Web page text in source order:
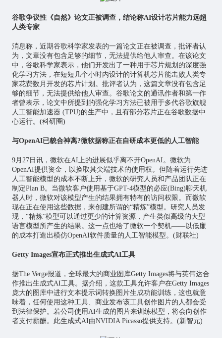
谷歌争议性《自然》论文正被调查，结论称AI设计芯片能力远超
人类专家
消息称，近期谷歌科学家发表的一篇论文正在被调查，批评者认
为，文章没有包含足够的细节，无法提供给他人审查。在该论文
中，谷歌科学家表示，他们开发出了一种用于芯片规划的深度强
化学习方法，在短短几个小时内设计的计算机芯片能击败人类专
家花费数月开发的芯片计划。批评者认为，这篇文章没有包含足
够的细节，无法提供给他人审查。谷歌论文的通讯作者和第一作
者曾表示，论文中所提到的强化学习方法已被用于多代谷歌旗舰
人工智能加速器 (TPU)的生产中，且有部分芯片正在谷歌数据中
心运行。(科研圈)
与OpenAI已貌合神离?微软据称正在自研成本更低的人工智能
9月27日讯，微软在AI上的进展似乎离不开OpenAI。微软为
OpenAI提供资金，以换取其尖端技术的使用权。但随着运行先进
人工智能模型的成本不断上升，微软的研究人员和产品团队正在
制定Plan B。当微软客户使用基于GPT-4模型的必应(Bing)聊天机
器人时，微软对该模型产生的结果拥有特有的访问权限。而微软
现在正在使用这些数据，来创建所谓的“精炼”模型。研究人员发
现，“精炼”模型可以通过更少的计算资源，产生类似高级的大型
语言模型所产生的结果。这一点也给了微软一个契机——以低廉
的成本打造出模仿OpenAI软件质量的人工智能模型。(财联社)
Getty Images宣布正式推出生成式AI工具
据The Verge报道，全球最大的商业图库Getty Images将与英伟达合
作推出生成式AI工具。据介绍，这款工具允许客户在Getty Images
庞大的图库中进行文本提示词转换图片生成功能训练，这也就意
味着，任何使用这种工具、商业发布该工具创作图片的人都会受
到法律保护。若公司使用AI生成的图片来训练模型，将会向创作
者支付薪酬。此生成式AI由NVIDIA Picasso提供支持。(新智元)